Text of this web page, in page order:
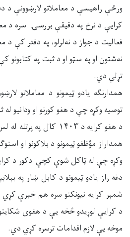
ورځې راهیسې د معاملاتو لارښوونې د
فعاليت د جواز د نه‌لرلو، په دفتر کې د
نه‌شتون او په سټو او د ثبت په کتابونو
تړلي دي.
همدارنګه یادو ټيمونو د معاملاتو
توصیه وکړه چې د هغو کورنو او ودانیو
د هغو کرایه د ۱۴۰۳
همداراز مؤظفو ټیمونو د بلاکونو او
وکړه چې له ټاکل شوې کچې دکور د
دغه راز یادو ټیمونو د کابل ښار په
شمېر کرایه نیونکنو سره هم خبرې کړي
د کرایې لوړیدو څخه یې د هغوی
موخه یې لازم اقدامات ترسره کړي دي.